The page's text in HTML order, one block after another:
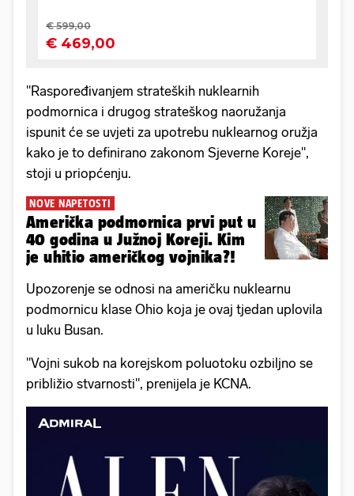
"Raspoređivanjem strateških nuklearnih
podmornica i drugog strateškog naoružanja
ispunit će se uvjeti za upotrebu nuklearnog oružja
kako je to definirano zakonom Sjeverne Koreje",
stoji u priopćenju.
NOVE NAPETOSTI
Američka podmornica prvi put u
40 godina u Južnoj Koreji. Kim
je uhitio američkog vojnika?!
Upozorenje se odnosi na američku nuklearnu
podmornicu klase Ohio koja je ovaj tjedan uplovila
u luku Busan.
"Vojni sukob na korejskom poluotoku ozbiljno se
približio stvarnosti", prenijela je KCNA.